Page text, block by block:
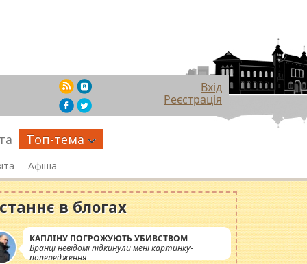
Вхід
Реєстрація
Топ-тема
Афіша
в блогах
КАПЛІНУ ПОГРОЖУЮТЬ УБИВСТВОМ
Вранці невідомі підкинули мені картинку-
попередження